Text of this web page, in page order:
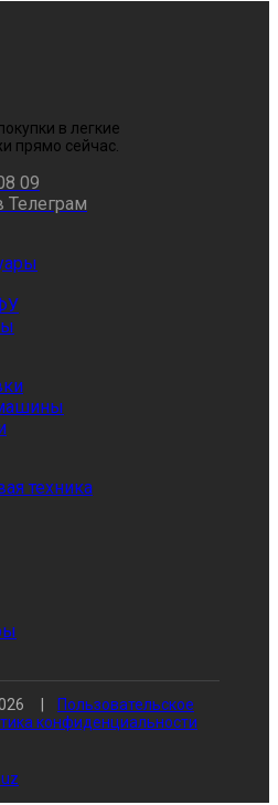
в легкие
прямо сейчас.
09
Телеграм
техника
Пользовательское
конфиденциальности